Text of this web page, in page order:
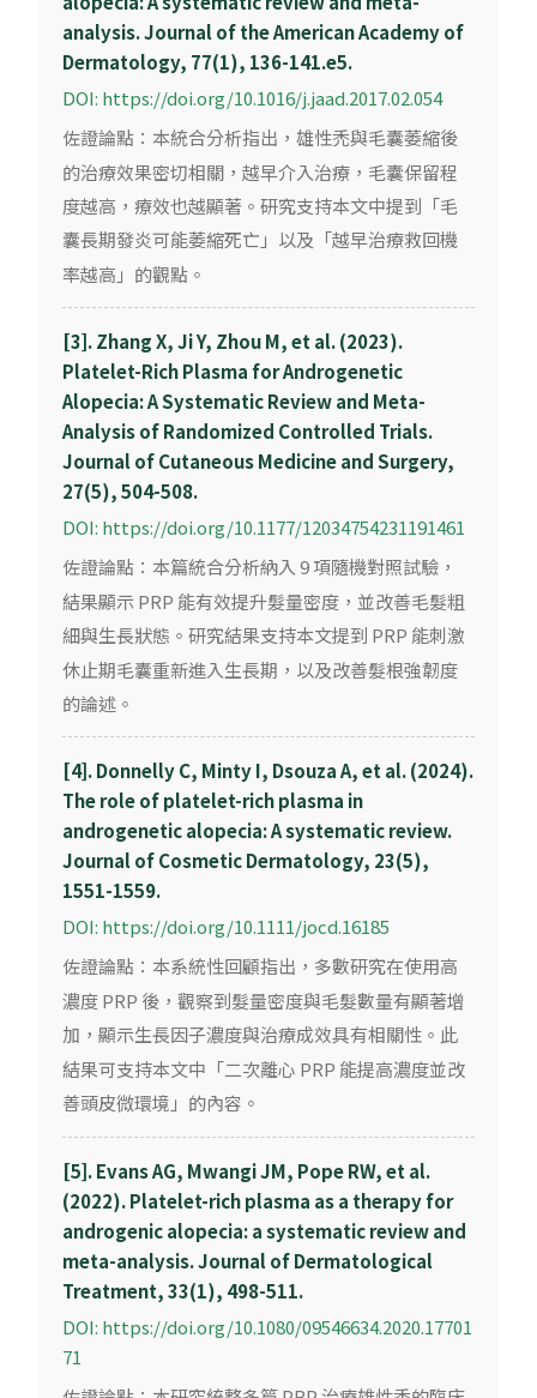
analysis. Journal of the American Academy of
Dermatology, 77(1), 136-141.e5.
DOI: https://doi.org/10.1016/j.jaad.2017.02.054
佐證論點：本統合分析指出，雄性禿與毛囊萎縮後
的治療效果密切相關，越早介入治療，毛囊保留程
度越高，療效也越顯著。研究支持本文中提到「毛
囊長期發炎可能萎縮死亡」以及「越早治療救回機
率越高」的觀點。
[3]. Zhang X, Ji Y, Zhou M, et al. (2023).
Platelet-Rich Plasma for Androgenetic
Alopecia: A Systematic Review and Meta-
Analysis of Randomized Controlled Trials.
Journal of Cutaneous Medicine and Surgery,
27(5), 504-508.
DOI: https://doi.org/10.1177/12034754231191461
佐證論點：本篇統合分析納入 9 項隨機對照試驗，
結果顯示 PRP 能有效提升髮量密度，並改善毛髮粗
細與生長狀態。研究結果支持本文提到 PRP 能刺激
休止期毛囊重新進入生長期，以及改善髮根強韌度
的論述。
[4]. Donnelly C, Minty I, Dsouza A, et al. (2024).
The role of platelet-rich plasma in
androgenetic alopecia: A systematic review.
Journal of Cosmetic Dermatology, 23(5),
1551-1559.
DOI: https://doi.org/10.1111/jocd.16185
佐證論點：本系統性回顧指出，多數研究在使用高
濃度 PRP 後，觀察到髮量密度與毛髮數量有顯著增
加，顯示生長因子濃度與治療成效具有相關性。此
結果可支持本文中「二次離心 PRP 能提高濃度並改
善頭皮微環境」的內容。
[5]. Evans AG, Mwangi JM, Pope RW, et al.
(2022). Platelet-rich plasma as a therapy for
androgenic alopecia: a systematic review and
meta-analysis. Journal of Dermatological
Treatment, 33(1), 498-511.
DOI: https://doi.org/10.1080/09546634.2020.17701
71